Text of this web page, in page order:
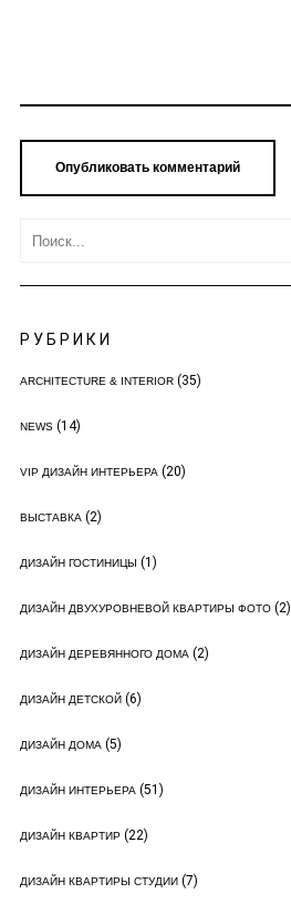
РУБРИКИ
ARCHITECTURE & INTERIOR(35)
NEWS(14)
VIP ДИЗАЙН ИНТЕРЬЕРА(20)
ВЫСТАВКА(2)
ДИЗАЙН ГОСТИНИЦЫ (1)
ДИЗАЙН ДВУХУРОВНЕВОЙ КВАРТИРЫ ФОТО(2)
ДИЗАЙН ДЕРЕВЯННОГО ДОМА(2)
ДИЗАЙН ДЕТСКОЙ(6)
ДИЗАЙН ДОМА(5)
ДИЗАЙН ИНТЕРЬЕРА(51)
ДИЗАЙН КВАРТИР(22)
ДИЗАЙН КВАРТИРЫ СТУДИИ(7)